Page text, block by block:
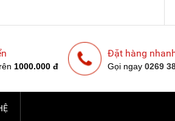
1000.000 đ
Đặt hàng
Gọi ngay 0269